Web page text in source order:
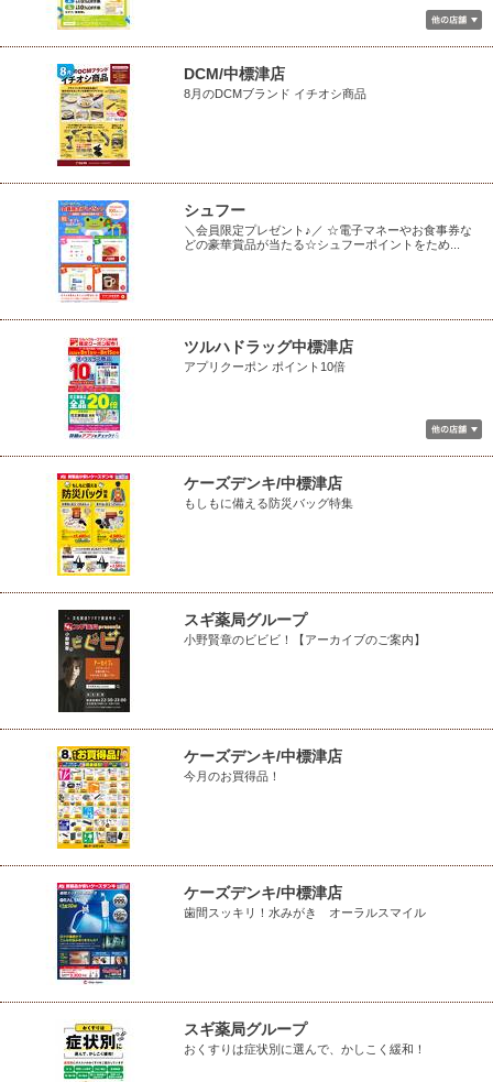
DCM/中標津店
8月のDCMブランド イチオシ商品
シュフー
＼会員限定プレゼント♪／ ☆電子マネーやお食事券な
どの豪華賞品が当たる☆シュフーポイントをため...
ツルハドラッグ中標津店
アプリクーポン ポイント10倍
ケーズデンキ/中標津店
もしもに備える防災バッグ特集
スギ薬局グループ
小野賢章のビビビ！【アーカイブのご案内】
ケーズデンキ/中標津店
今月のお買得品！
ケーズデンキ/中標津店
歯間スッキリ！水みがき オーラルスマイル
スギ薬局グループ
おくすりは症状別に選んで、かしこく緩和！